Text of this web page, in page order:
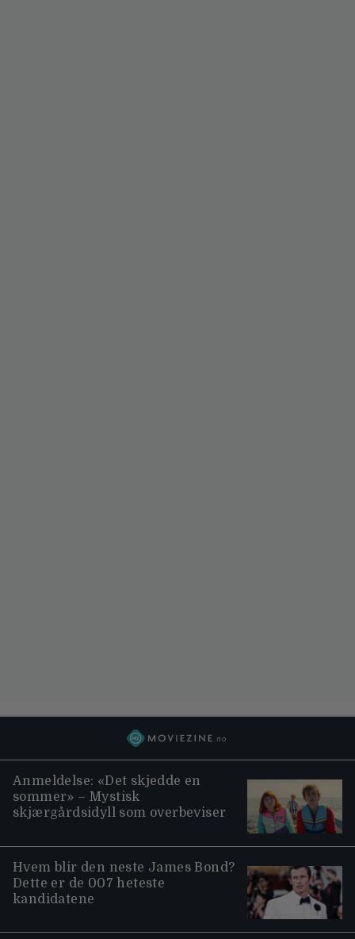
Anmeldelse: «Det skjedde en
sommer» – Mystisk
skjærgårdsidyll som overbeviser
Hvem blir den neste James Bond?
Dette er de 007 heteste
kandidatene